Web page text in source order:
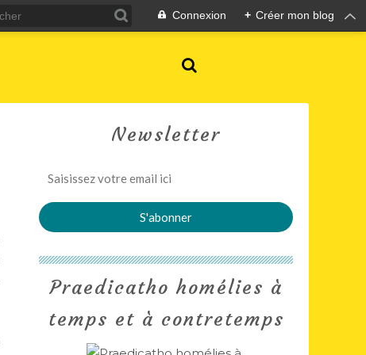
Connexion + Créer mon blog
Newsletter
Praedicatho homélies à
temps et à contretemps